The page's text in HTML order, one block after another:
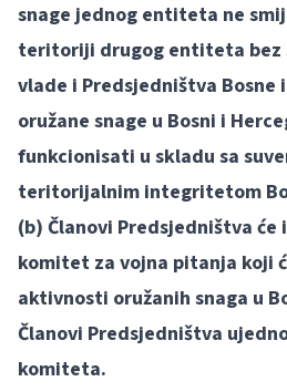
snage jednog entiteta ne
teritoriji drugog entiteta bez
vlade i Predsjedništva Bosne
oružane snage u Bosni i
funkcionisati u skladu sa
teritorijalnim integritetom
(b) Članovi Predsjedništva
komitet za vojna pitanja koji
aktivnosti oružanih snaga u
Članovi Predsjedništva
komiteta.